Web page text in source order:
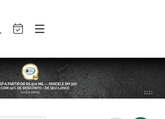
Entrar